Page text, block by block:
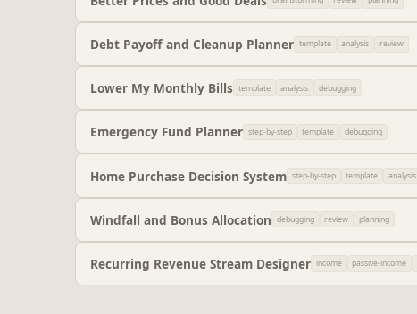
Debt Payoff and Cleanup Planner template analysis review
Lower My Monthly Bills template analysis debugging
Emergency Fund Planner step-by-step template debugging
Home Purchase Decision System step-by-step template analysis
Windfall and Bonus Allocation debugging review planning
Recurring Revenue Stream Designer income passive-income